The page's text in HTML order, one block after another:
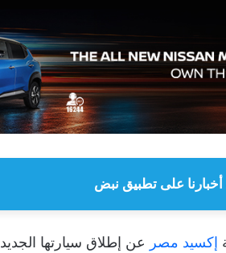
على تطبيق نبض
إكسيد مصر